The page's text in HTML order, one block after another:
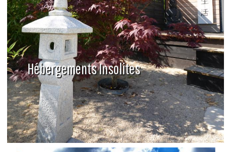
Hébergements Insolites